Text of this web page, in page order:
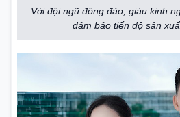
Với đội ngũ đông đảo, giàu kinh
đảm bảo tiến độ sản